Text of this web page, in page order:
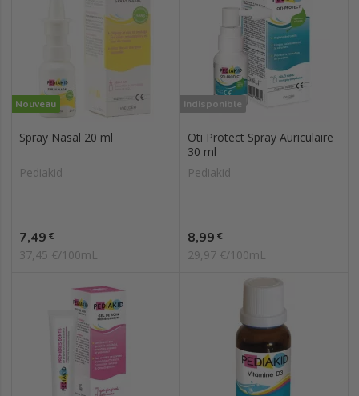
Nouveau
Spray Nasal 20 ml
Pediakid
Prix
7,49 €
37,45 €/100mL
Indisponible
Oti Protect Spray Auriculaire
30 ml
Pediakid
Prix
8,99 €
29,97 €/100mL